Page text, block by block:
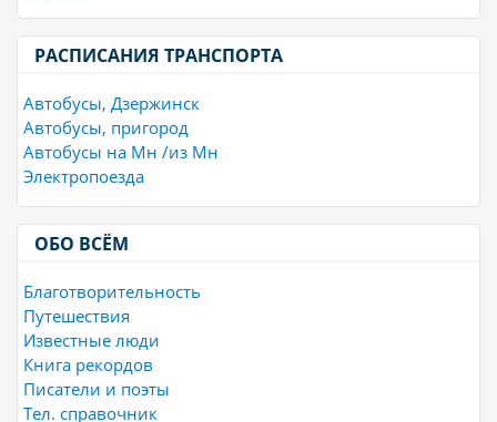
РАСПИСАНИЯ ТРАНСПОРТА
Автобусы, Дзержинск
Автобусы, пригород
Автобусы на Мн /из Мн
Электропоезда
ОБО ВСЁМ
Благотворительность
Путешествия
Известные люди
Книга рекордов
Писатели и поэты
Тел. справочник